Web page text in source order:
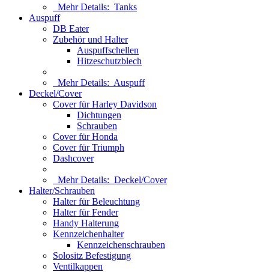
Mehr Details: Tanks
Auspuff
DB Eater
Zubehör und Halter
Auspuffschellen
Hitzeschutzblech
Mehr Details: Auspuff
Deckel/Cover
Cover für Harley Davidson
Dichtungen
Schrauben
Cover für Honda
Cover für Triumph
Dashcover
Mehr Details: Deckel/Cover
Halter/Schrauben
Halter für Beleuchtung
Halter für Fender
Handy Halterung
Kennzeichenhalter
Kennzeichenschrauben
Solositz Befestigung
Ventilkappen